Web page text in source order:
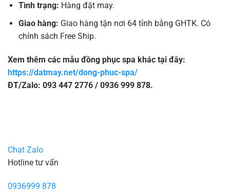
Tình trạng: Hàng đặt may.
Giao hàng: Giao hàng tận nơi 64 tỉnh bằng GHTK. Có
chính sách Free Ship.
Xem thêm các mẫu đồng phục spa khác tại đây:
https://datmay.net/dong-phuc-spa/
ĐT/Zalo: 093 447 2776 / 0936 999 878.
Chat Zalo
Hotline tư vấn
0936999 878